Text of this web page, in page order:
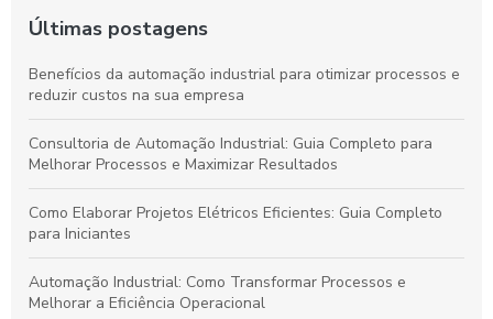
Últimas postagens
Benefícios da automação industrial para otimizar processos e
reduzir custos na sua empresa
Consultoria de Automação Industrial: Guia Completo para
Melhorar Processos e Maximizar Resultados
Como Elaborar Projetos Elétricos Eficientes: Guia Completo
para Iniciantes
Automação Industrial: Como Transformar Processos e
Melhorar a Eficiência Operacional